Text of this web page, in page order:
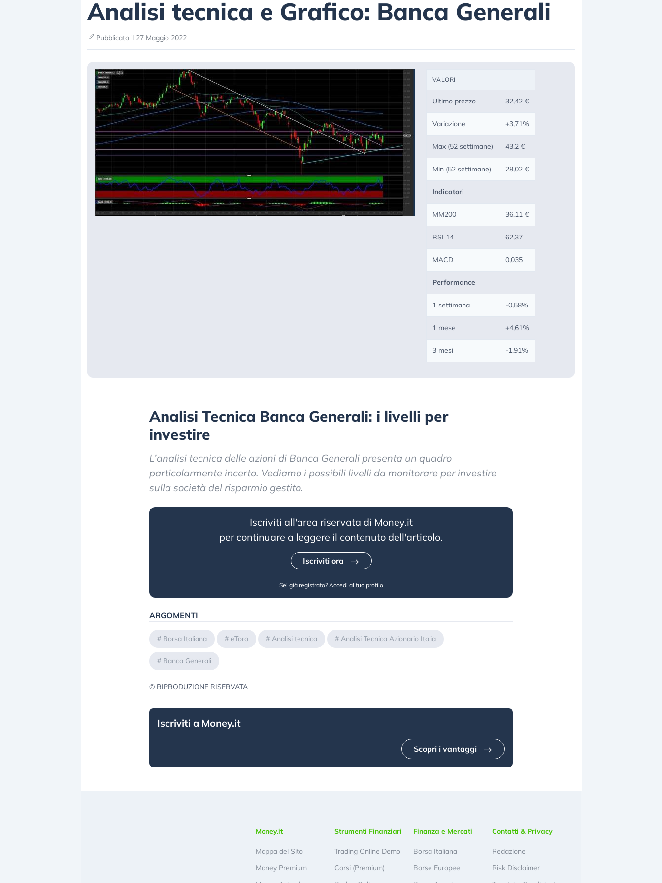
Analisi tecnica e Grafico: Banca Generali
Pubblicato il 27 Maggio 2022
VALORI
Ultimo prezzo 32,42 €
Variazione +3,71%
Max (52 settimane) 43,2 €
Min (52 settimane) 28,02 €
Indicatori
MM200 36,11 €
RSI 14 62,37
MACD 0,035
Performance
1 settimana -0,58%
1 mese +4,61%
3 mesi -1,91%
Analisi Tecnica Banca Generali: i livelli per
investire
L’analisi tecnica delle azioni di Banca Generali presenta un quadro
particolarmente incerto. Vediamo i possibili livelli da monitorare per investire
sulla società del risparmio gestito.
Iscriviti all'area riservata di Money.it
per continuare a leggere il contenuto dell'articolo.
Iscriviti ora
Sei già registrato? Accedi al tuo profilo
ARGOMENTI
# Borsa Italiana #eToro #Analisi tecnica #Analisi Tecnica Azionario Italia
# Banca Generali
© RIPRODUZIONE RISERVATA
Iscriviti a Money.it
Scopri i vantaggi
Money.it
Mappa del Sito
Money Premium
Strumenti Finanziari
Trading Online Demo
Corsi (Premium)
Finanza e Mercati
Borsa Italiana
Borse Europee
Contatti & Privacy
Redazione
Risk Disclaimer